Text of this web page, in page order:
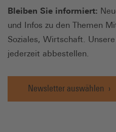
Bleiben Sie informiert:
und Infos zu den Themen
Soziales, Wirtschaft.
jederzeit abbestellen.
Newsletter auswählen